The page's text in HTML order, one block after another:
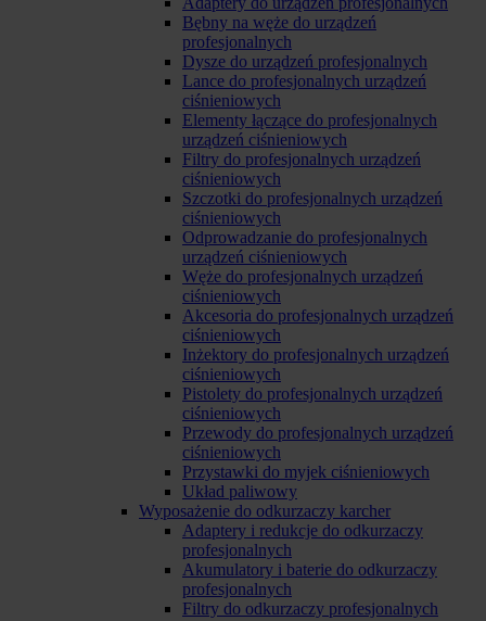
Bębny na węże do urządzeń
profesjonalnych
Dysze do urządzeń profesjonalnych
Lance do profesjonalnych urządzeń
ciśnieniowych
Elementy łączące do profesjonalnych
urządzeń ciśnieniowych
Filtry do profesjonalnych urządzeń
ciśnieniowych
Szczotki do profesjonalnych urządzeń
ciśnieniowych
Odprowadzanie do profesjonalnych
urządzeń ciśnieniowych
Węże do profesjonalnych urządzeń
ciśnieniowych
Akcesoria do profesjonalnych urządzeń
ciśnieniowych
Inżektory do profesjonalnych urządzeń
ciśnieniowych
Pistolety do profesjonalnych urządzeń
ciśnieniowych
Przewody do profesjonalnych urządzeń
ciśnieniowych
Przystawki do myjek ciśnieniowych
Układ paliwowy
Wyposażenie do odkurzaczy karcher
Adaptery i redukcje do odkurzaczy
profesjonalnych
Akumulatory i baterie do odkurzaczy
profesjonalnych
Filtry do odkurzaczy profesjonalnych